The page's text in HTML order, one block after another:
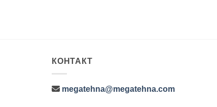
КОНТАКТ
megatehna@megatehna.com